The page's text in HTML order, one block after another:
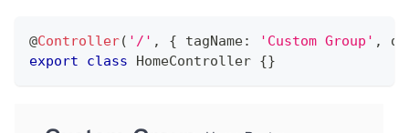
@Controller( '/' , { tagName: 'Custom Group' ,
export
class HomeController {}